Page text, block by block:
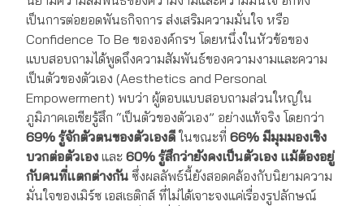
เป็นการต่อยอดพันธกิจการ ส่งเสริมความมั่นใจ หรือ
Confidence To Be ขององค์กรฯ โดยหนึ่งในหัวข้อของ
แบบสอบถามได้พูดถึงความสัมพันธ์ของความงามและความ
เป็นตัวของตัวเอง (Aesthetics and Personal
Empowerment) พบว่า ผู้ตอบแบบสอบถามส่วนใหญ่ใน
ภูมิภาคเอเชียรู้สึก “เป็นตัวของตัวเอง” อย่างแท้จริง โดยกว่า
69% รู้จักตัวตนของตัวเองดีในขณะที่ 66% มีมุมมองเชิง
บวกต่อตัวเอง และ 60% รู้สึกว่ายังคงเป็นตัวเอง แม้ต้องอยู่
กับคนที่แตกต่างกัน ซึ่งผลลัพธ์นี้ยังสอดคล้องกับนิยามความ
มั่นใจของเมิร์ซ เอสเธติกส์ ที่ไม่ได้เจาะจงแค่เรื่องรูปลักษณ์